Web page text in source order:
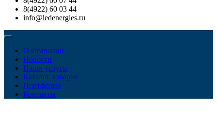
8(4922) 60 03 44
info@ledenergies.ru
О компании
Новости
Наши услуги
Каталог товаров
Портфолио
Контакты